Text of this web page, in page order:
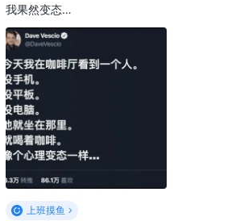
我果然变态…
上班摸鱼